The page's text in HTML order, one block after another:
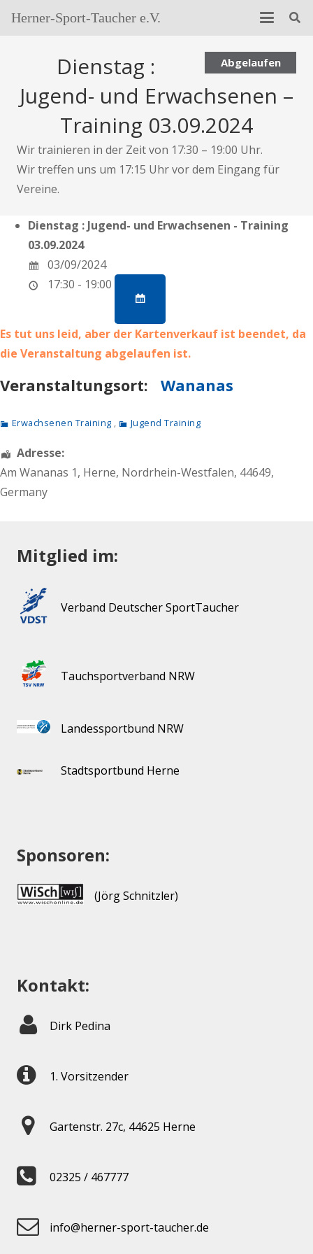
Herner-Sport-Taucher e.V.
Abgelaufen
Dienstag :
Jugend- und Erwachsenen –
Training 03.09.2024
Wir trainieren in der Zeit von 17:30 – 19:00 Uhr.
Wir treffen uns um 17:15 Uhr vor dem Eingang für
Vereine.
Dienstag : Jugend- und Erwachsenen - Training
03.09.2024
03/09/2024
17:30 - 19:00
Es tut uns leid, aber der Kartenverkauf ist beendet, da
die Veranstaltung abgelaufen ist.
Veranstaltungsort: Wananas
Erwachsenen Training , Jugend Training
Adresse:
Am Wananas 1, Herne, Nordrhein-Westfalen, 44649,
Germany
Mitglied im:
Verband Deutscher SportTaucher
Tauchsportverband NRW
Landessportbund NRW
Stadtsportbund Herne
Sponsoren:
(Jörg Schnitzler)
Kontakt:
Dirk Pedina
1. Vorsitzender
Gartenstr. 27c, 44625 Herne
02325 / 467777
info@herner-sport-taucher.de